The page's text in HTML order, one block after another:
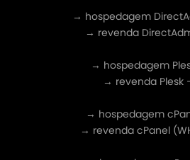
→ hospedagem
→ revenda
→ hospedagem
→ revenda Plesk
→ hospedagem
→ revenda cPanel